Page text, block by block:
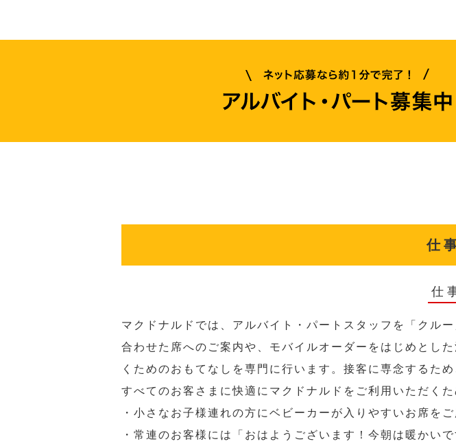
仕
仕
マクドナルドでは、アルバイト・パートスタッフを「クル
合わせた席へのご案内や、モバイルオーダーをはじめとし
くためのおもてなしを専門に行います。接客に専念するた
すべてのお客さまに快適にマクドナルドをご利用いただく
・小さなお子様連れの方にベビーカーが入りやすいお席をご
・常連のお客様には「おはようございます！今朝は暖かい